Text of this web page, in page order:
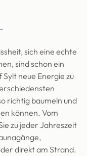
sich eine echte
sind schon ein
neue Energie zu
richtig baumeln und
können. Vom
zu jeder Jahreszeit
direkt am Strand.